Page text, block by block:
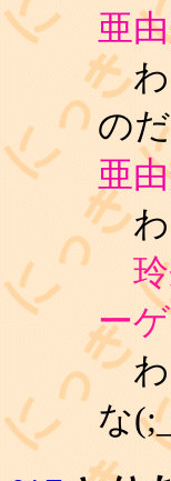
亜
わ
の
亜
わ
玲
ー
わ
な